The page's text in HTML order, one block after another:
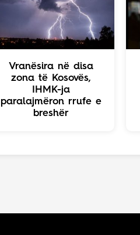
Vranësira në disa
zona të Kosovës,
IHMK-ja
paralajmëron rrufe e
breshër